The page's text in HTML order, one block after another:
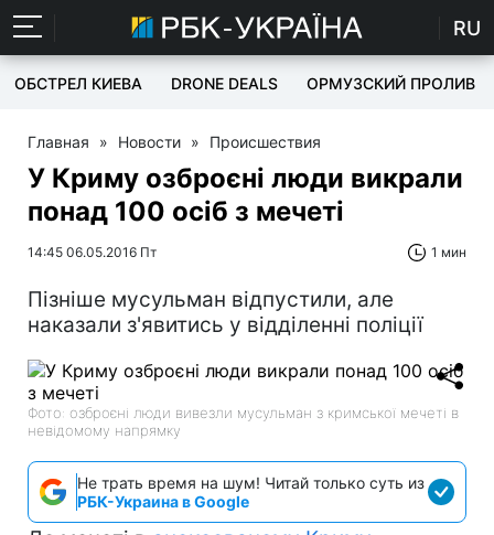
RU
ОБСТРЕЛ КИЕВА DRONE DEALS ОРМУЗСКИЙ ПРОЛИВ
Главная » Новости » Происшествия
У Криму озброєні люди викрали
понад 100 осіб з мечеті
14:45 06.05.2016 Пт 1 мин
Пізніше мусульман відпустили, але
наказали з'явитись у відділенні поліції
Фото: озброєні люди вивезли мусульман з кримської мечеті в
невідомому напрямку
Не трать время на шум! Читай только суть из
РБК-Украина в Google